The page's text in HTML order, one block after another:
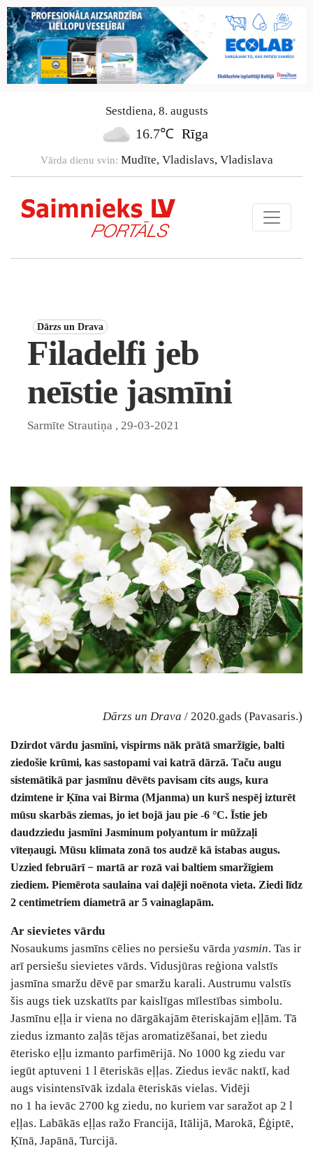
Sestdiena, 8. augusts
16.7℃ Rīga
Vārda dienu svin: Mudīte, Vladislavs, Vladislava
Dārzs un Drava
Filadelfi jeb
neīstie jasmīni
Sarmīte Strautiņa , 29-03-2021
Dārzs un Drava / 2020.gads (Pavasaris.)
Dzirdot vārdu jasmīni, vispirms nāk prātā smaržīgie, balti
ziedošie krūmi, kas sastopami vai katrā dārzā. Taču augu
sistemātikā par jasmīnu dēvēts pavisam cits augs, kura
dzimtene ir Ķīna vai Birma (Mjanma) un kurš nespēj izturēt
mūsu skarbās ziemas, jo iet bojā jau pie -6 °C. Īstie jeb
daudzziedu jasmīni Jasminum polyantum ir mūžzaļi
vīteņaugi. Mūsu klimata zonā tos audzē kā istabas augus.
Uzzied februārī − martā ar rozā vai baltiem smaržīgiem
ziediem. Piemērota saulaina vai daļēji noēnota vieta. Ziedi līdz
2 centimetriem diametrā ar 5 vainaglapām.
Ar sievietes vārdu
Nosaukums jasmīns cēlies no persiešu vārda yasmin. Tas ir
arī persiešu sievietes vārds. Vidusjūras reģiona valstīs
jasmīna smaržu dēvē par smaržu karali. Austrumu valstīs
šis augs tiek uzskatīts par kaislīgas mīlestības simbolu.
Jasmīnu eļļa ir viena no dārgākajām ēteriskajām eļļām. Tā
ziedus izmanto zaļās tējas aromatizēšanai, bet ziedu
ēterisko eļļu izmanto parfimērijā. No 1000 kg ziedu var
iegūt aptuveni 1 l ēteriskās eļļas. Ziedus ievāc naktī, kad
augs visintensīvāk izdala ēteriskās vielas. Vidēji
no 1 ha ievāc 2700 kg ziedu, no kuriem var saražot ap 2 l
eļļas. Labākās eļļas ražo Francijā, Itālijā, Marokā, Ēģiptē,
Ķīnā, Japānā, Turcijā.